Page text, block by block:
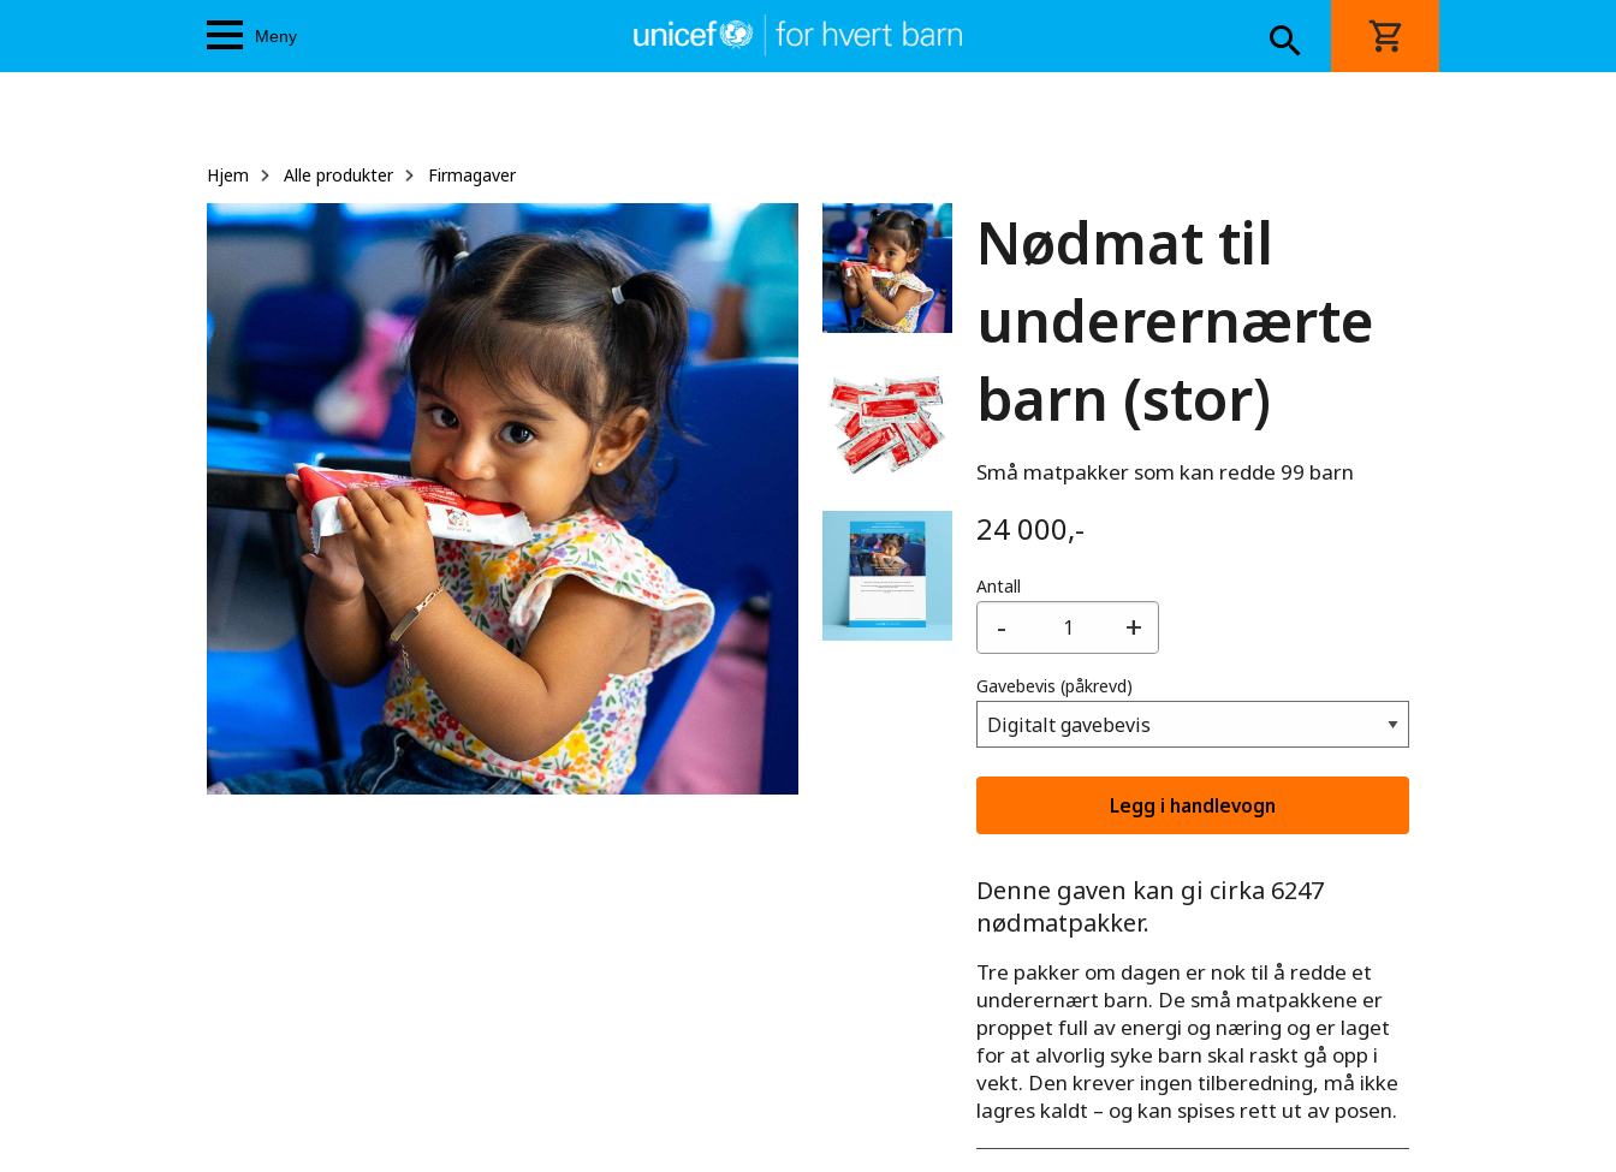
hovedinnhold
Meny
Hjem Alle produkter Firmagaver
Nødmat til
underernærte
barn (stor)
Små matpakker som kan redde 99 barn
24 000,-
Antall
+
-
Gavebevis (påkrevd)
Denne gaven kan gi cirka 6247
nødmatpakker.
Tre pakker om dagen er nok til å redde et
underernært barn. De små matpakkene er
proppet full av energi og næring og er laget
for at alvorlig syke barn skal raskt gå opp i
vekt. Den krever ingen tilberedning, må ikke
lagres kaldt – og kan spises rett ut av posen.